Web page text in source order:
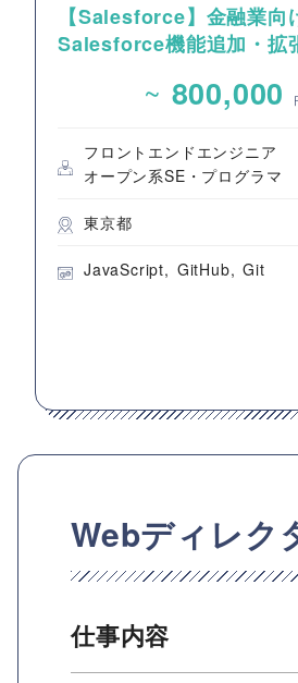
【Salesforce】金融業向
Salesforce機能追加・拡
~ 800,000
フロントエンドエンジニア
オープン系SE・プログラマ
東京都
JavaScript GitHub Git
Webディレク
仕事内容